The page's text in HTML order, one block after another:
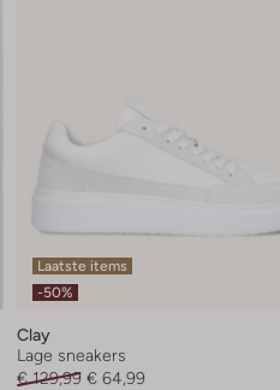
Laatste items
-50%
Clay
Lage sneakers
€ 129,99 € 64,99